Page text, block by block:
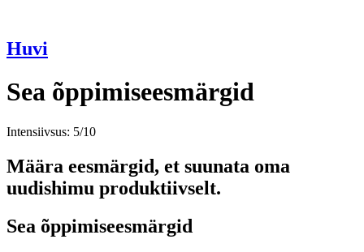
Huvi
Sea õppimiseesmärgid
Intensiivsus: 5/10
Määra eesmärgid, et suunata oma
uudishimu produktiivselt.
Sea õppimiseesmärgid